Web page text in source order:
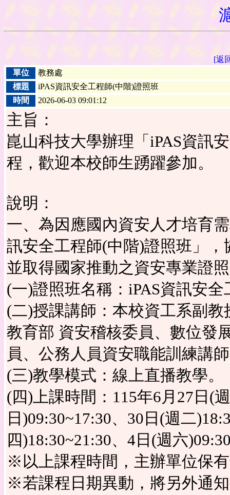
[返
單位
教務處
標題
iPAS資訊安全工程師(中階)證照班
時間
2026-06-03 09:01:12
主旨：
崑山科技大學辦理「iPAS資訊
程，歡迎本校師生踴躍參加。
說明：
一、為因應國內資安人才培育
訊安全工程師(中階)證照班」
並取得國家推動之資安專業證
(一)證照班名稱：iPAS資訊安
(二)授課講師：本校資工系副
教育部 資安稽核委員、數位發
員、公務人員資安職能訓練講
(三)教學模式：線上直播教學。
(四)上課時間：115年6月27日(
日)09:30~17:30、30日(週二
四)18:30~21:30、4日(週六
※以上課程時間，主辦單位保
※若課程日期異動，將另外通